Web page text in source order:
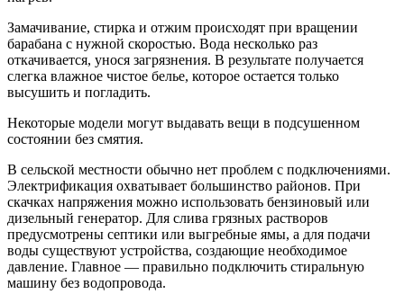
Замачивание, стирка и отжим происходят при вращении
барабана с нужной скоростью. Вода несколько раз
откачивается, унося загрязнения. В результате получается
слегка влажное чистое белье, которое остается только
высушить и погладить.
Некоторые модели могут выдавать вещи в подсушенном
состоянии без смятия.
В сельской местности обычно нет проблем с подключениями.
Электрификация охватывает большинство районов. При
скачках напряжения можно использовать бензиновый или
дизельный генератор. Для слива грязных растворов
предусмотрены септики или выгребные ямы, а для подачи
воды существуют устройства, создающие необходимое
давление. Главное — правильно подключить стиральную
машину без водопровода.